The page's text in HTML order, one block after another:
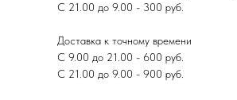
С 21.00 до 9.00 - 300 руб.
Доставка к точному времени
С 9.00 до 21.00 - 600 руб.
С 21.00 до 9.00 - 900 руб.